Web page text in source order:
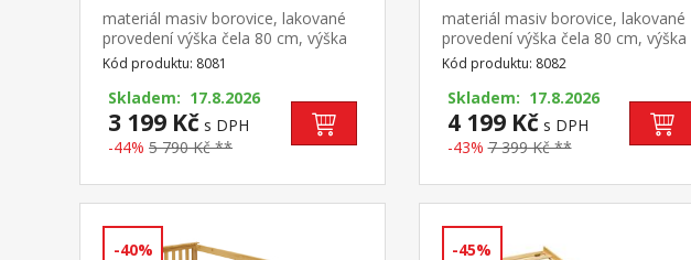
materiál masiv borovice, lakované
provedení výška čela 80 cm, výška
sedu 38 cm, cena bez roštu a
matrace minimální doporučená
výška matrace 15 cm doporučený
rozměr matrace 90 × 200 cm a rošt
R1 doporučená nosnost do 120 kg
Kód produktu: 8081
Skladem: 17.8.2026
3 199 Kč s DPH
-44% 5 790 Kč **
materiál masiv borovice, lakované
provedení výška čela 80 cm, výška
sedu 38 cm, cena bez roštu a
matrace minimální doporučená
výška matrace 15 cm doporučený
rozměr matrace 140 × 200 cm a
rošt R3 doporučená nosnost do 120
kg na každé polovině postele
Kód produktu: 8082
Skladem: 17.8.2026
4 199 Kč s DPH
-43% 7 399 Kč **
-40% -45%